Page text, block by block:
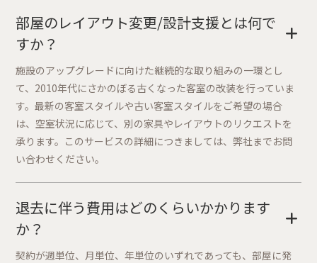
部屋のレイアウト変更/設計支援とは何で
すか？
+
施設のアップグレードに向けた継続的な取り組みの一環とし
て、2010年代にさかのぼる古くなった客室の改装を行っていま
す。最新の客室スタイルや古い客室スタイルをご希望の場合
は、空室状況に応じて、別の家具やレイアウトのリクエストを
承ります。このサービスの詳細につきましては、弊社までお問
い合わせください。
退去に伴う費用はどのくらいかかります
か？
+
契約が週単位、月単位、年単位のいずれであっても、部屋に発